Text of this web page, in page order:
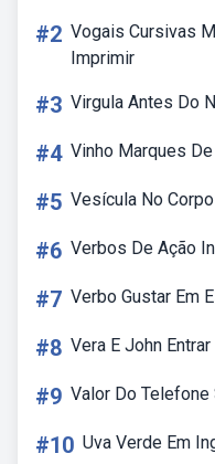
#2 Vogais Cursivas
Imprimir
#3 Virgula Antes Do
#4 Vinho Marques
#5 Vesícula No
#6 Verbos De Ação
#7 Verbo Gustar Em
#8 Vera E John Entrar
#9 Valor Do Telefone
#10 Uva Verde Em